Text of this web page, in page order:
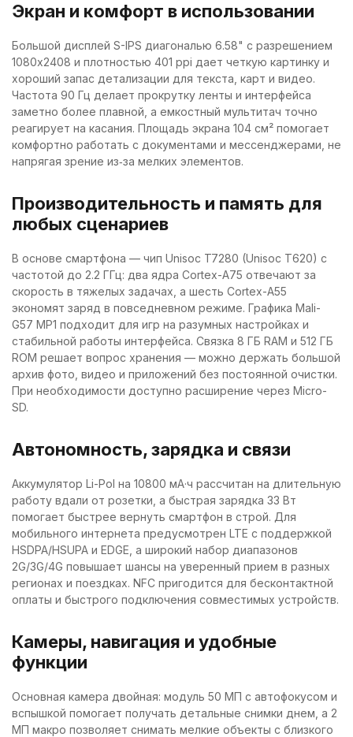
Экран и комфорт в использовании
Большой дисплей S-IPS диагональю 6.58" с разрешением
1080x2408 и плотностью 401 ppi дает четкую картинку и
хороший запас детализации для текста, карт и видео.
Частота 90 Гц делает прокрутку ленты и интерфейса
заметно более плавной, а емкостный мультитач точно
реагирует на касания. Площадь экрана 104 см² помогает
комфортно работать с документами и мессенджерами, не
напрягая зрение из‑за мелких элементов.
Производительность и память для
любых сценариев
В основе смартфона — чип Unisoc T7280 (Unisoc T620) с
частотой до 2.2 ГГц: два ядра Cortex-A75 отвечают за
скорость в тяжелых задачах, а шесть Cortex-A55
экономят заряд в повседневном режиме. Графика Mali-
G57 MP1 подходит для игр на разумных настройках и
стабильной работы интерфейса. Связка 8 ГБ RAM и 512 ГБ
ROM решает вопрос хранения — можно держать большой
архив фото, видео и приложений без постоянной очистки.
При необходимости доступно расширение через Micro-
SD.
Автономность, зарядка и связи
Аккумулятор Li-Pol на 10800 мА·ч рассчитан на длительную
работу вдали от розетки, а быстрая зарядка 33 Вт
помогает быстрее вернуть смартфон в строй. Для
мобильного интернета предусмотрен LTE с поддержкой
HSDPA/HSUPA и EDGE, а широкий набор диапазонов
2G/3G/4G повышает шансы на уверенный прием в разных
регионах и поездках. NFC пригодится для бесконтактной
оплаты и быстрого подключения совместимых устройств.
Камеры, навигация и удобные
функции
Основная камера двойная: модуль 50 МП с автофокусом и
вспышкой помогает получать детальные снимки днем, а 2
МП макро позволяет снимать мелкие объекты с близкого